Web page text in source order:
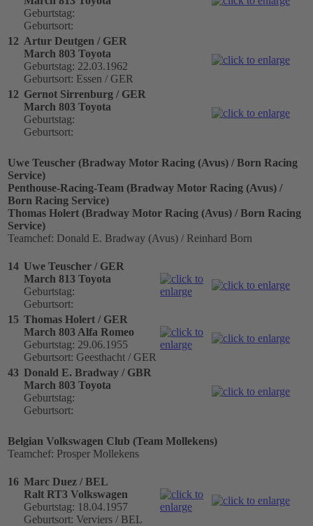
Geburtstag:
Geburtsort:
12 Artur Deutgen / GER
March 803 Toyota
Geburtstag: 22.03.1962
Geburtsort: Essen / GER
12 Gernot Sirrenburg / GER
March 803 Toyota
Geburtstag:
Geburtsort:
Uwe Teuscher (Bradway Motor Racing (Avus) / Born Racing
Service)
Penthouse-Racing-Team (Bradway Motor Racing (Avus) /
Born Racing Service)
Thomas Holert (Bradway Motor Racing (Avus) / Born Racing
Service)
Teamchef: Donald E. Bradway (Avus) / Reinhard Born
14 Uwe Teuscher / GER
March 813 Toyota
Geburtstag:
Geburtsort:
15 Thomas Holert / GER
March 803 Alfa Romeo
Geburtstag: 29.06.1955
Geburtsort: Geesthacht / GER
43 Donald E. Bradway / GBR
March 803 Toyota
Geburtstag:
Geburtsort:
Belgian Volkswagen Club (Team Mollekens)
Teamchef: Prosper Mollekens
16 Marc Duez / BEL
Ralt RT3 Volkswagen
Geburtstag: 18.04.1957
Geburtsort: Verviers / BEL